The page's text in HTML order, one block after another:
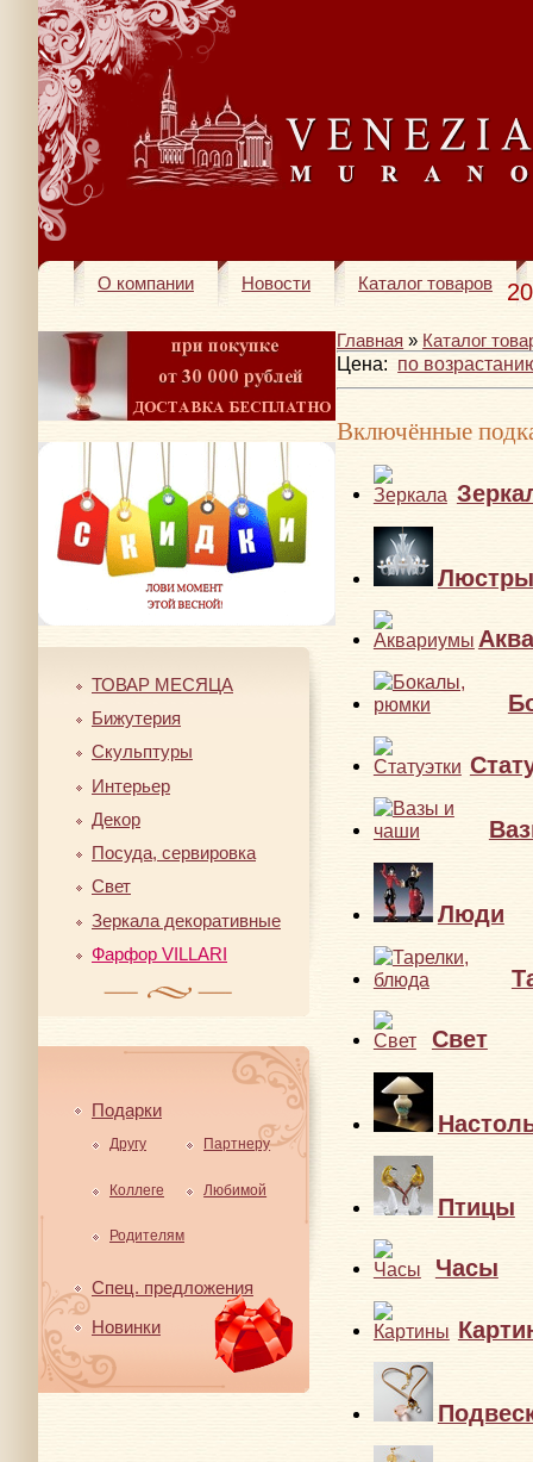
О компании Новости Каталог товаров
ТОВАР МЕСЯЦА
Бижутерия
Скульптуры
Интерьер
Декор
Посуда, сервировка
Свет
Зеркала декоративные
Фарфор VILLARI
Подарки
Другу Партнеру
Коллеге Любимой
Родителям
Спец. предложения
Новинки
Главная » Каталог
Цена: по
Включённые
Люстры
Люди
Свет
Птицы
Часы